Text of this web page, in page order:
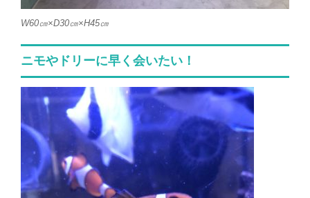
W60㎝×D30㎝×H45㎝
ニモやドリーに早く会いたい！